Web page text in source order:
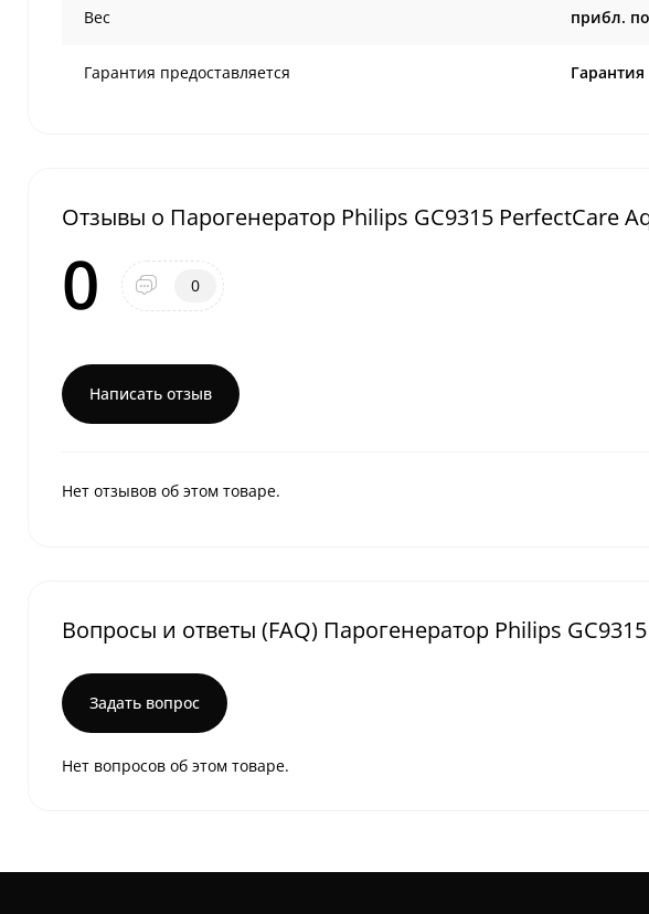
Вес прибл.
Гарантия предоставляется
Отзывы о Парогенератор Philips GC9315 PerfectCare
0 0
Написать отзыв
Нет отзывов об этом товаре.
Вопросы и ответы (FAQ) Парогенератор Philips
Задать вопрос
Нет вопросов об этом товаре.